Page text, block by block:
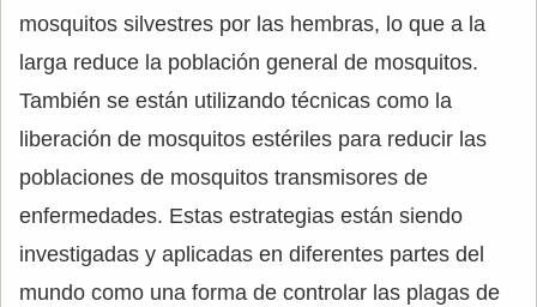
mosquitos silvestres por las hembras, lo que a la
larga reduce la población general de mosquitos.
También se están utilizando técnicas como la
liberación de mosquitos estériles para reducir las
poblaciones de mosquitos transmisores de
enfermedades. Estas estrategias están siendo
investigadas y aplicadas en diferentes partes del
mundo como una forma de controlar las plagas de